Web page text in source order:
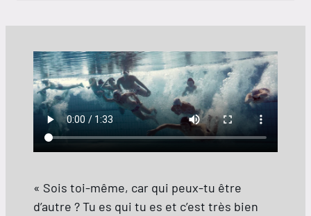
« Sois toi-même, car qui peux-tu être
d’autre ? Tu es qui tu es et c’est très bien